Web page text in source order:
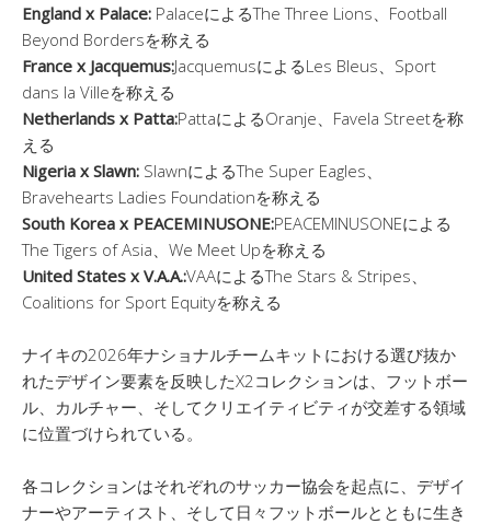
England x Palace: PalaceによるThe Three Lions、Football
Beyond Bordersを称える
France x Jacquemus:JacquemusによるLes Bleus、Sport
dans la Villeを称える
Netherlands x Patta:PattaによるOranje、Favela Streetを称
える
Nigeria x Slawn: SlawnによるThe Super Eagles、
Bravehearts Ladies Foundationを称える
South Korea x PEACEMINUSONE:PEACEMINUSONEによる
The Tigers of Asia、We Meet Upを称える
United States x V.A.A.:VAAによるThe Stars & Stripes、
Coalitions for Sport Equityを称える
ナイキの2026年ナショナルチームキットにおける選び抜か
れたデザイン要素を反映したX2コレクションは、フットボー
ル、カルチャー、そしてクリエイティビティが交差する領域
に位置づけられている。
各コレクションはそれぞれのサッカー協会を起点に、デザイ
ナーやアーティスト、そして日々フットボールとともに生き